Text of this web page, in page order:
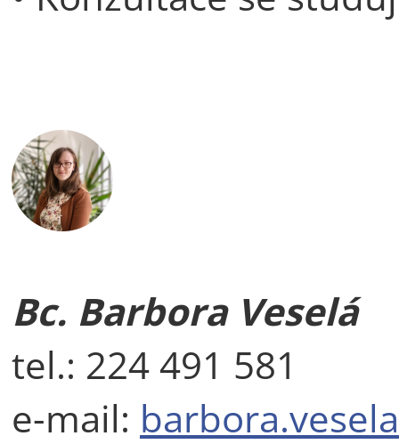
Bc. Barbora Veselá
tel.: 224 491 581
e-mail: